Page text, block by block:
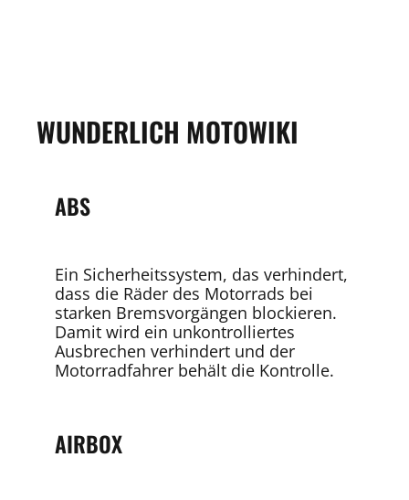
WUNDERLICH MOTOWIKI
ABS
Ein Sicherheitssystem, das verhindert,
dass die Räder des Motorrads bei
starken Bremsvorgängen blockieren.
Damit wird ein unkontrolliertes
Ausbrechen verhindert und der
Motorradfahrer behält die Kontrolle.
AIRBOX